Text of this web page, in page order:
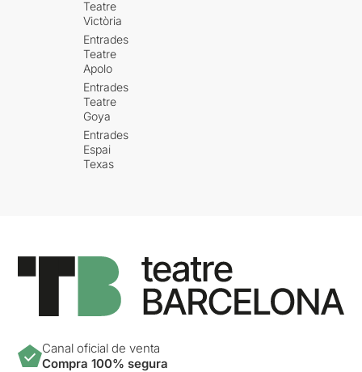
Teatre
Victòria
Entrades
Teatre
Apolo
Entrades
Teatre
Goya
Entrades
Espai
Texas
Canal oficial de venta
Compra 100% segura